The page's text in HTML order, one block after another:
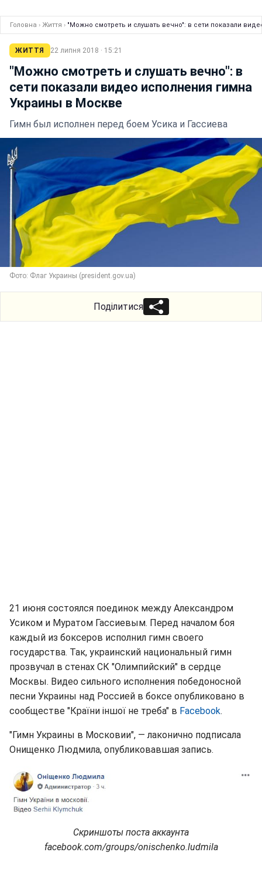
Головна › Життя › "Можно смотреть и слушать вечно": в сети показали
ЖИТТЯ 22 липня 2018 · 15:21
"Можно смотреть и слушать вечно": в
сети показали видео исполнения гимна
Украины в Москве
Гимн был исполнен перед боем Усика и Гассиева
Фото: Флаг Украины (president.gov.ua)
Поділитися
21 июня состоялся поединок между Александром
Усиком и Муратом Гассиевым. Перед началом боя
каждый из боксеров исполнил гимн своего
государства. Так, украинский национальный гимн
прозвучал в стенах СК "Олимпийский" в сердце
Москвы. Видео сильного исполнения победоносной
песни Украины над Россией в боксе опубликовано в
сообществе "Країни іншої не треба" в Facebook.
"Гимн Украины в Московии", — лаконично подписала
Онищенко Людмила, опубликовавшая запись.
Скриншоты поста аккаунта
facebook.com/groups/onischenko.ludmila